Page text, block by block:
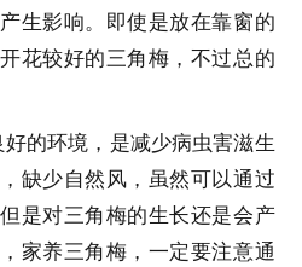
生影响。即使是放在靠窗的
花较好的三角梅，不过总的
的环境，是减少病虫害滋生
缺少自然风，虽然可以通过
是对三角梅的生长还是会产
家养三角梅，一定要注意通